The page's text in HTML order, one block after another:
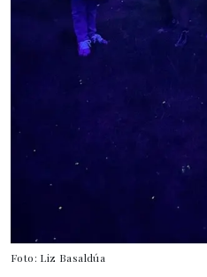
Foto: Liz Basaldúa